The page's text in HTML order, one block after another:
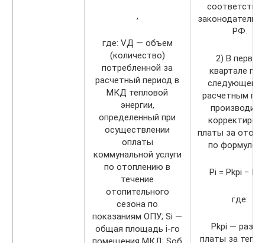
,
где: VД — объем
(количество)
потребленной за
расчетный период в
МКД тепловой
энергии,
определенный при
осуществлении
оплаты
коммунальной услуги
по отоплению в
течение
отопительного
сезона по
показаниям ОПУ; Si —
общая площадь i-го
РФ.
2) В первом
квартале
следующего
расчетным
платы за
по формуле
Pi = Pkpi −
где:
Pkpi —
платы за